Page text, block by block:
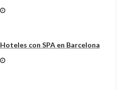
Hoteles con SPA en Barcelona